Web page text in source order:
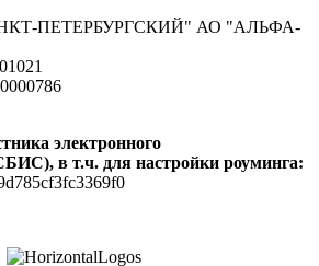
ПЕТЕРБУРГСКИЙ" АО "АЛЬФА-
электронного
в т.ч. для настройки роуминга: